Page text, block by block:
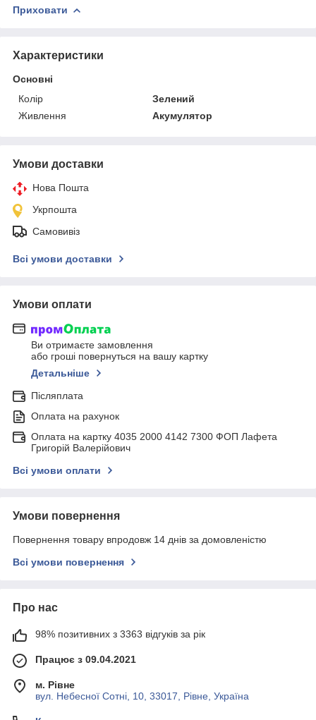
Приховати
Характеристики
Основні
Колір
Зелений
Живлення
Акумулятор
Умови доставки
Нова Пошта
Укрпошта
Самовивіз
Всі умови доставки
Умови оплати
Ви отримаєте замовлення
або гроші повернуться на вашу картку
Детальніше
Післяплата
Оплата на рахунок
Оплата на картку 4035 2000 4142 7300 ФОП Лафета
Григорій Валерійович
Всі умови оплати
Умови повернення
Повернення товару впродовж 14 днів за домовленістю
Всі умови повернення
Про нас
98% позитивних з 3363 відгуків за рік
Працює з 09.04.2021
м. Рівне
вул. Небесної Сотні, 10, 33017, Рівне, Україна